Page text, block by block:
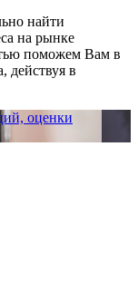
найти
на рынке
поможем Вам в
действуя в
оценки